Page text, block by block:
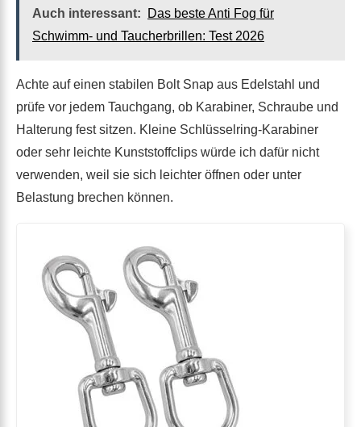
Auch interessant:
Das beste Anti Fog für
Schwimm- und Taucherbrillen: Test 2026
Achte auf einen stabilen Bolt Snap aus Edelstahl und
prüfe vor jedem Tauchgang, ob Karabiner, Schraube und
Halterung fest sitzen. Kleine Schlüsselring-Karabiner
oder sehr leichte Kunststoffclips würde ich dafür nicht
verwenden, weil sie sich leichter öffnen oder unter
Belastung brechen können.